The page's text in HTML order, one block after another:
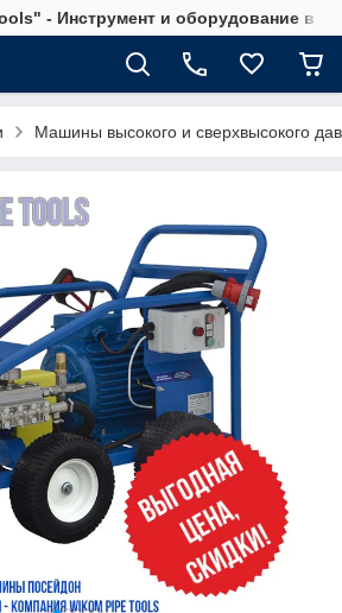
- Инструмент и оборудование в
Машины высокого и сверхвысокого